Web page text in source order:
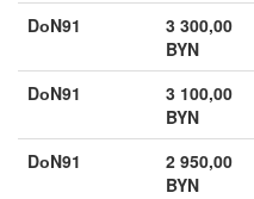
DоN91
3 300,00
BYN
DоN91
3 100,00
BYN
DоN91
2 950,00
BYN